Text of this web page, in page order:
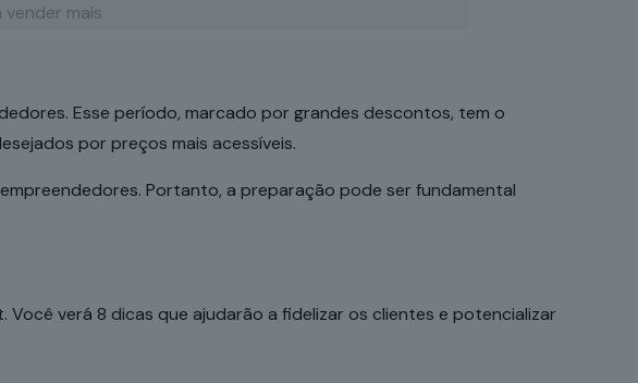
vender mais
Esse período, marcado por grandes descontos, tem o
por preços mais acessíveis.
Portanto, a preparação pode ser fundamental
verá 8 dicas que ajudarão a fidelizar os clientes e potencializar